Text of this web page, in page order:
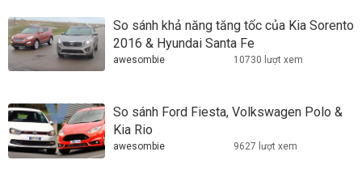
So sánh khả năng tăng tốc của Kia Sorento
2016 & Hyundai Santa Fe
awesombie 10730 lượt xem
So sánh Ford Fiesta, Volkswagen Polo &
Kia Rio
awesombie 9627 lượt xem